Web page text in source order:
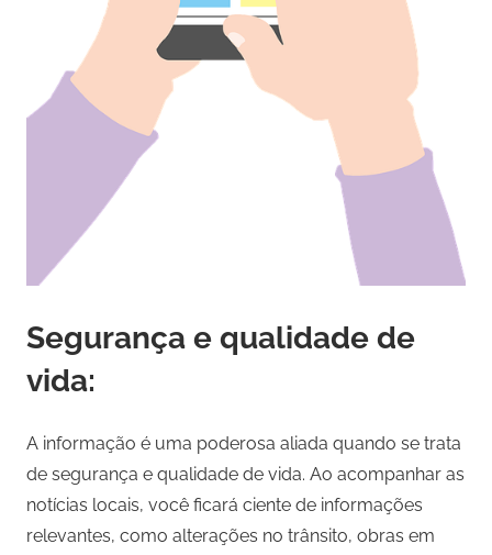
Segurança e qualidade de
vida:
A informação é uma poderosa aliada quando se trata
de segurança e qualidade de vida. Ao acompanhar as
notícias locais, você ficará ciente de informações
relevantes, como alterações no trânsito, obras em